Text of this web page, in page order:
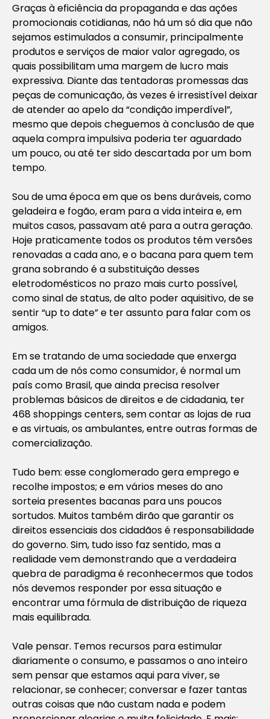
Graças à eficiência da propaganda e das ações
promocionais cotidianas, não há um só dia que não
sejamos estimulados a consumir, principalmente
produtos e serviços de maior valor agregado, os
quais possibilitam uma margem de lucro mais
expressiva. Diante das tentadoras promessas das
peças de comunicação, às vezes é irresistível deixar
de atender ao apelo da “condição imperdível”,
mesmo que depois cheguemos à conclusão de que
aquela compra impulsiva poderia ter aguardado
um pouco, ou até ter sido descartada por um bom
tempo.
Sou de uma época em que os bens duráveis, como
geladeira e fogão, eram para a vida inteira e, em
muitos casos, passavam até para a outra geração.
Hoje praticamente todos os produtos têm versões
renovadas a cada ano, e o bacana para quem tem
grana sobrando é a substituição desses
eletrodomésticos no prazo mais curto possível,
como sinal de status, de alto poder aquisitivo, de se
sentir “up to date” e ter assunto para falar com os
amigos.
Em se tratando de uma sociedade que enxerga
cada um de nós como consumidor, é normal um
país como Brasil, que ainda precisa resolver
problemas básicos de direitos e de cidadania, ter
468 shoppings centers, sem contar as lojas de rua
e as virtuais, os ambulantes, entre outras formas de
comercialização.
Tudo bem: esse conglomerado gera emprego e
recolhe impostos; e em vários meses do ano
sorteia presentes bacanas para uns poucos
sortudos. Muitos também dirão que garantir os
direitos essenciais dos cidadãos é responsabilidade
do governo. Sim, tudo isso faz sentido, mas a
realidade vem demonstrando que a verdadeira
quebra de paradigma é reconhecermos que todos
nós devemos responder por essa situação e
encontrar uma fórmula de distribuição de riqueza
mais equilibrada.
Vale pensar. Temos recursos para estimular
diariamente o consumo, e passamos o ano inteiro
sem pensar que estamos aqui para viver, se
relacionar, se conhecer; conversar e fazer tantas
outras coisas que não custam nada e podem